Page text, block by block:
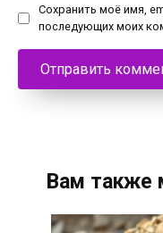
Сохранить моё имя,
последующих моих
Вам также